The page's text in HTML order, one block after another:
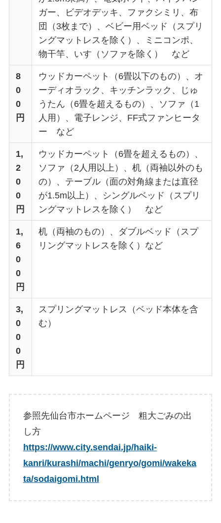
ガー、ビデオデッキ、ファクシミリ、布
団（3枚まで）、ベビー用ベッド（スプリ
ングマットレスを除く）、ミニコンポ、
物干竿、いす（ソファを除く） など
8
0
0
円
ウッドカーペット（6畳以下のもの）、オ
ーディオラック、キッチンラック、じゅ
うたん（6畳を超えるもの）、ソファ（1
人用）、電子レンジ、FF式ファンヒータ
ー など
1,
2
0
0
円
ウッドカーペット（6畳を超えるもの）、
ソファ（2人用以上）、机（両袖以外のも
の）、テーブル（面の対角線または直径
が1.5m以上）、シングルベッド（スプリ
ングマットレスを除く） など
1,
6
0
0
円
机（両袖のもの）、ダブルベッド（スプ
リングマットレスを除く）など
3,
0
0
0
円
スプリングマットレス（ベッド本体を含
む）
参照先仙台市ホームページ 粗大ごみの出
し方
https://www.city.sendai.jp/haiki-
kanri/kurashi/machi/genryo/gomi/wakeka
ta/sodaigomi.html